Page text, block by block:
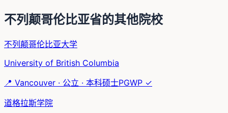
不列颠哥伦比亚省的其他院校
不列颠哥伦比亚大学
University of British Columbia
📍 Vancouver · 公立 · 本科硕士PGWP ✓
道格拉斯学院